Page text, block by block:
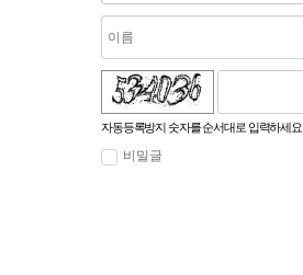
자동등록방지 숫자를 순서대로 입력하세요.
비밀글